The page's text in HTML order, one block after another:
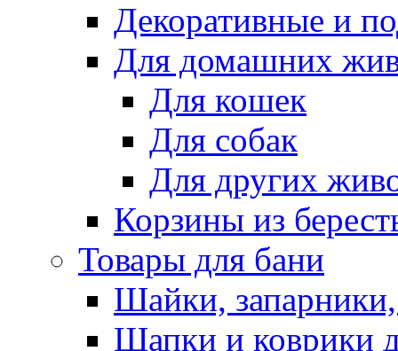
Декоративные и
Для домашних
Для кошек
Для собак
Для других
Корзины из
Товары для бани
Шайки,
Шапки и коврики